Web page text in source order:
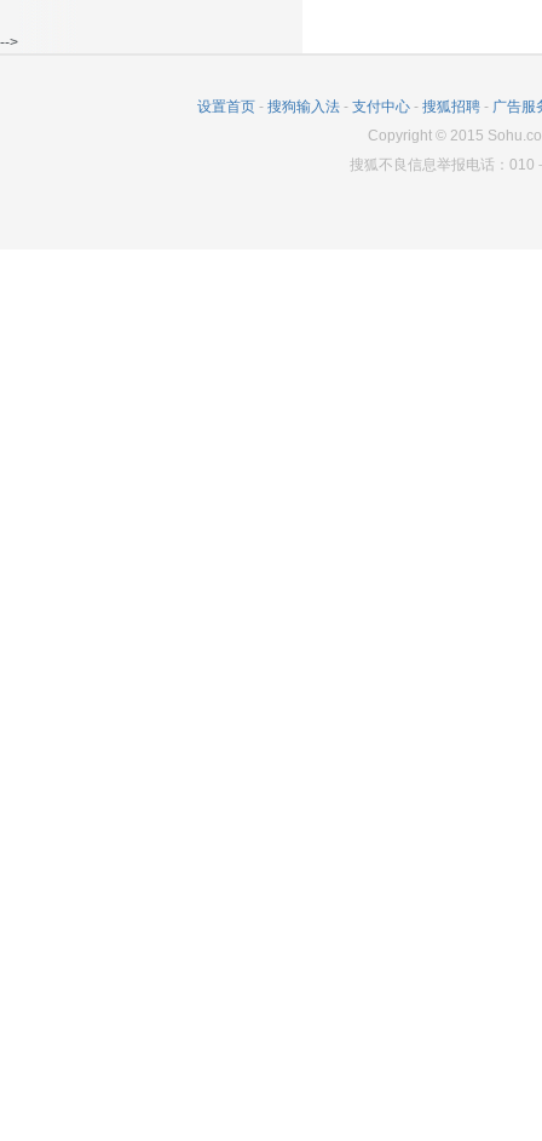
-->
设置首页 - 搜狗输入法 - 支付中心 - 搜狐招聘 - 广告服
Copyright© 2015
搜狐不良信息举报电话：010